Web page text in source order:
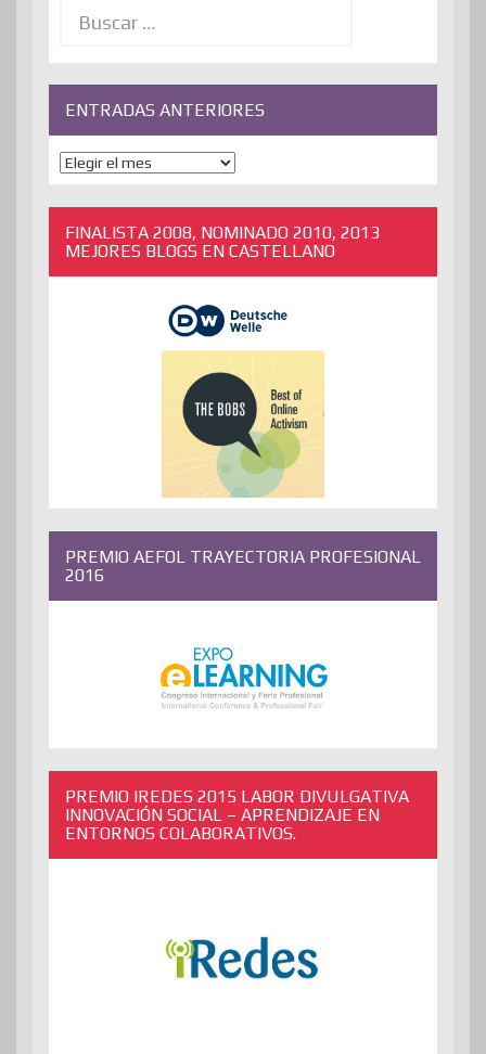
ENTRADAS ANTERIORES
ENTRADAS
ANTERIORES
FINALISTA 2008, NOMINADO 2010, 2013
MEJORES BLOGS EN CASTELLANO
PREMIO AEFOL TRAYECTORIA PROFESIONAL
2016
PREMIO IREDES 2015 LABOR DIVULGATIVA
INNOVACIÓN SOCIAL – APRENDIZAJE EN
ENTORNOS COLABORATIVOS.